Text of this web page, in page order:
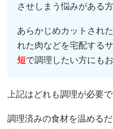
させしまう悩みがある
あらかじめカットされ
れた肉などを宅配する
短で調理したい方にもお
上記はどれも調理が必要で
調理済みの食材を温める